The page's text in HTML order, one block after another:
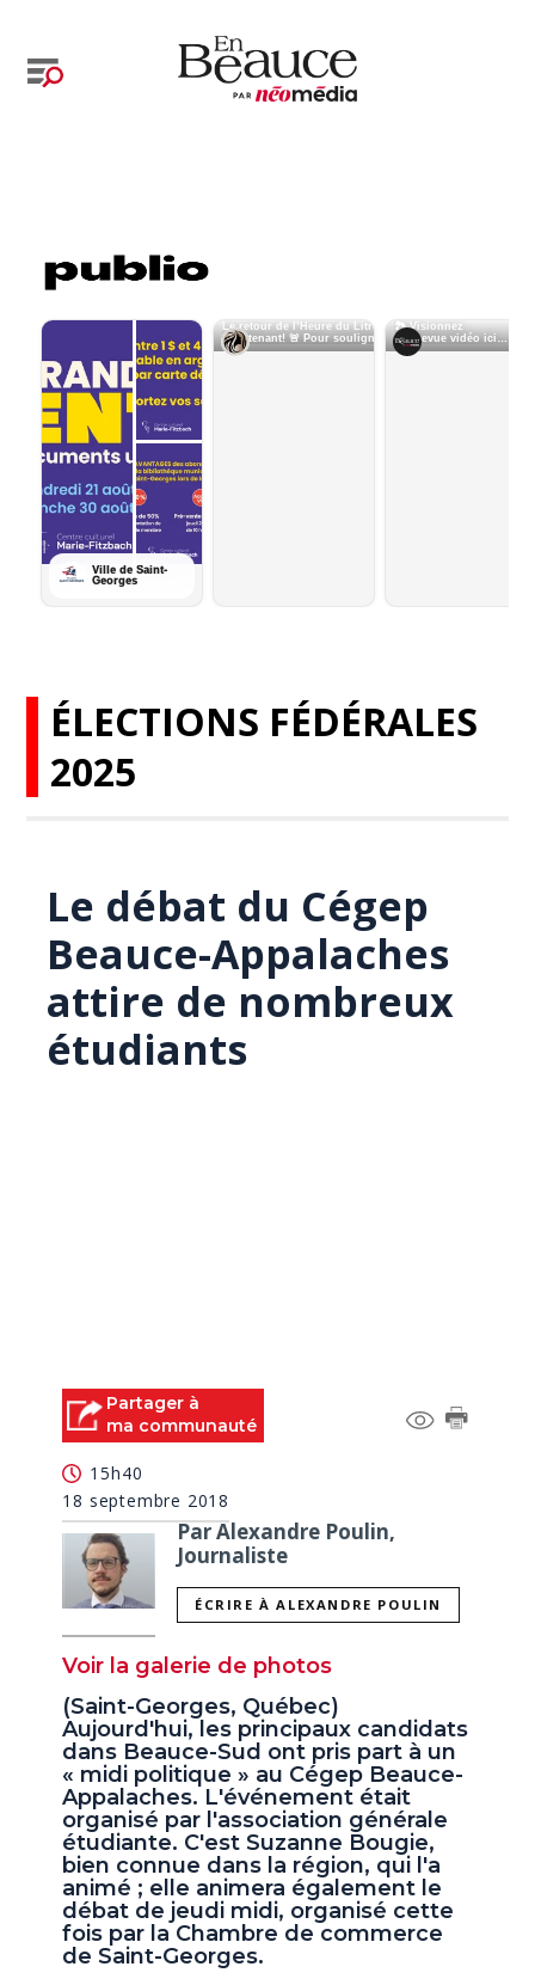
ÉLECTIONS FÉDÉRALES
2025
Le débat du Cégep
Beauce-Appalaches
attire de nombreux
étudiants
Partager à
ma communauté
15h40
18 septembre 2018
Par Alexandre Poulin,
Journaliste
ÉCRIRE À ALEXANDRE POULIN
Voir la galerie de photos
(Saint-Georges, Québec)
Aujourd'hui, les principaux candidats
dans Beauce-Sud ont pris part à un
« midi politique » au Cégep Beauce-
Appalaches. L'événement était
organisé par l'association générale
étudiante. C'est Suzanne Bougie,
bien connue dans la région, qui l'a
animé ; elle animera également le
débat de jeudi midi, organisé cette
fois par la Chambre de commerce
de Saint-Georges.